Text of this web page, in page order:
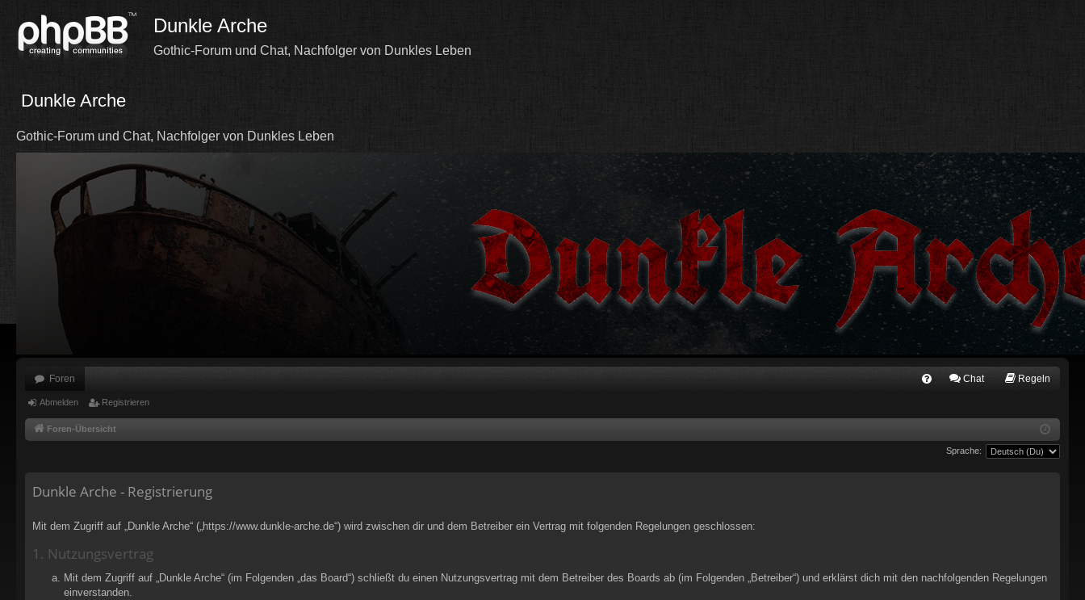
Dunkle Arche
Gothic-Forum und Chat, Nachfolger von Dunkles Leben
Dunkle Arche
Gothic-Forum und Chat, Nachfolger von Dunkles Leben
Foren Chat Regeln
Abmelden Registrieren
Foren-Übersicht
Sprache:
Dunkle Arche - Registrierung
Mit dem Zugriff auf „Dunkle Arche“ („https://www.dunkle-arche.de“) wird zwischen dir und dem Betreiber ein Vertrag mit folgenden Regelungen geschlossen:
1. Nutzungsvertrag
Mit dem Zugriff auf „Dunkle Arche“ (im Folgenden „das Board“) schließt du einen Nutzungsvertrag mit dem Betreiber des Boards ab (im Folgenden „Betreiber“) und erklärst dich mit den nachfolgenden Regelungen
einverstanden.